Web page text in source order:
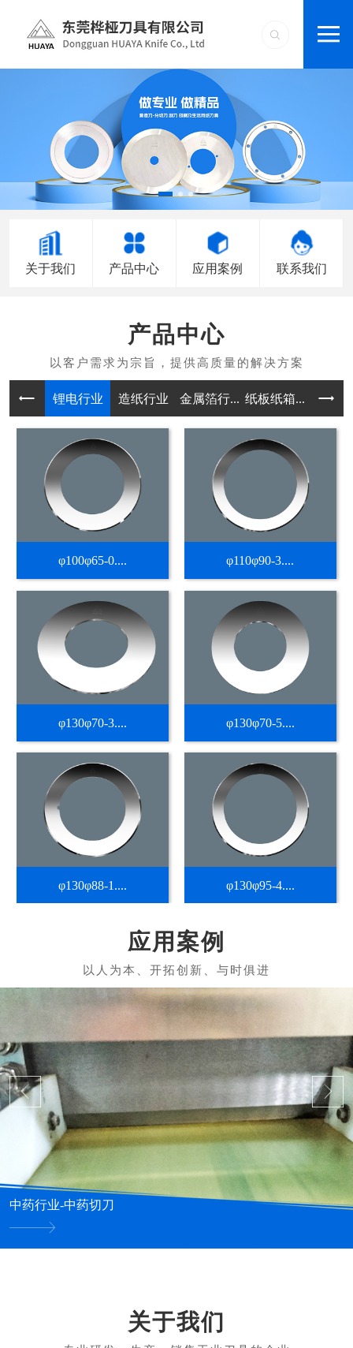
关于我们 产品中心 应用案例 联系我们
产品中心
锂电行业 造纸行业 金属箔行... 纸板纸箱... 不干
φ100φ65-0.... φ110φ90-3....
φ130φ70-3.... φ130φ70-5....
φ130φ88-1.... φ130φ95-4....
应用案例
中药行业-中药切刀
关于我们